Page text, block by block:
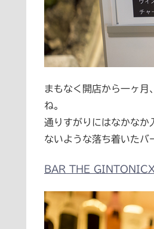
まもなく開店から一ヶ月
ね。
通りすがりにはなかな
ないような落ち着いたバ
BAR THE GINTONICX